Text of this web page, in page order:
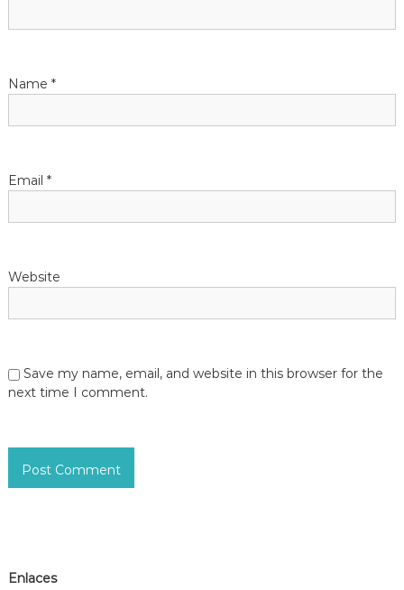
o
Name *
Email *
Website
Save my name, email, and website in this browser for the
next time I comment.
Enlaces